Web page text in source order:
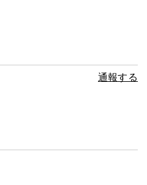
通報する